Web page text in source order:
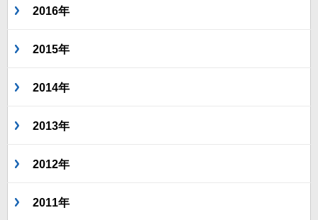
2016年
2015年
2014年
2013年
2012年
2011年